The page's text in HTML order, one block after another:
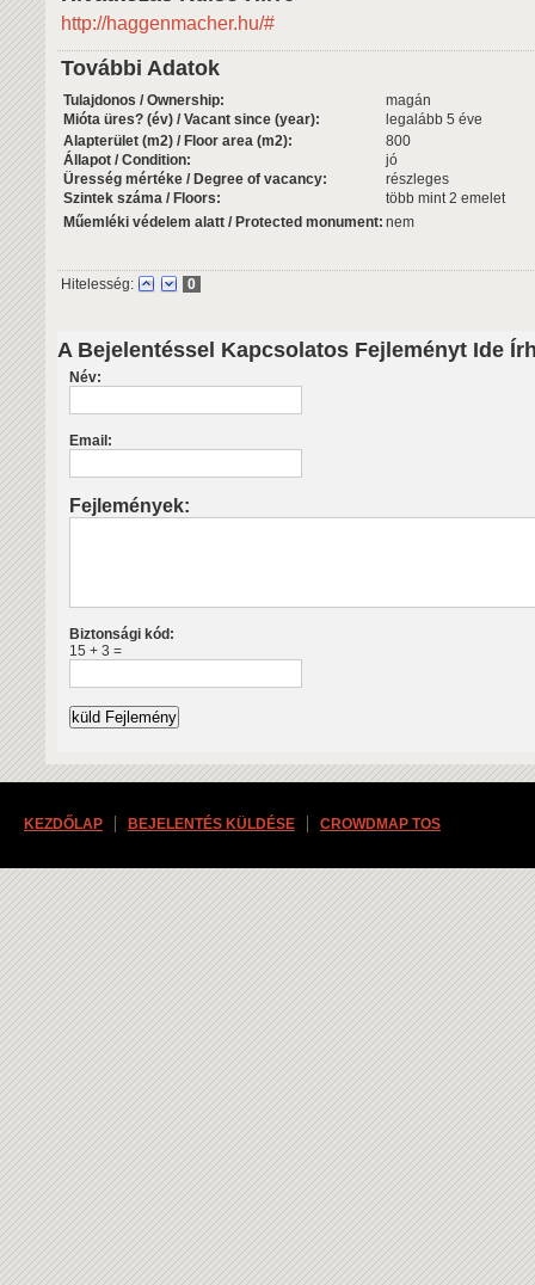
http://haggenmacher.hu/#
További Adatok
Tulajdonos / Ownership:
magán
Mióta üres? (év) / Vacant since (year):
legalább 5 éve
Alapterület (m2) / Floor area (m2):
800
Állapot / Condition:
jó
Üresség mértéke / Degree of vacancy:
részleges
Szintek száma / Floors:
több mint 2 emelet
Műemléki védelem alatt / Protected monument: nem
Hitelesség: 0
A Bejelentéssel Kapcsolatos Fejleményt Ide
Név:
Email:
Fejlemények:
Biztonsági kód:
15 + 3 =
KEZDŐLAP BEJELENTÉS KÜLDÉSE CROWDMAP TOS